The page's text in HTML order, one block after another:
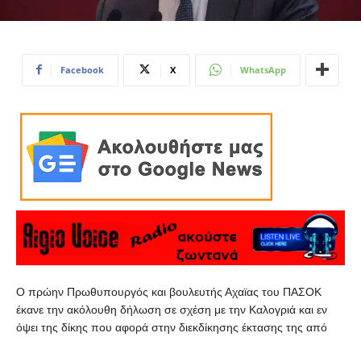
Facebook X WhatsApp
Ο πρώην Πρωθυπουργός και βουλευτής Αχαϊας του ΠΑΣΟΚ
έκανε την ακόλουθη δήλωση σε σχέση με την Καλογριά και εν
όψει της δίκης που αφορά στην διεκδίκησης έκτασης της από